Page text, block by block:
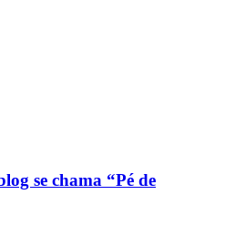
se chama “Pé de